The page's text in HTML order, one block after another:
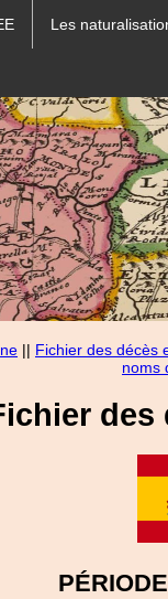
Les
|| Fichier des décès
noms
des